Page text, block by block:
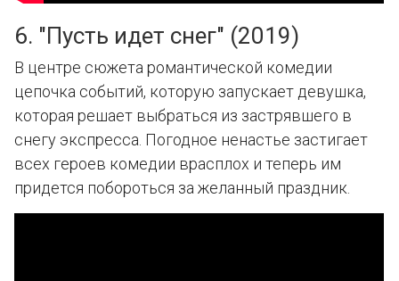
6. "Пусть идет снег" (2019)
В центре сюжета романтической комедии
цепочка событий, которую запускает девушка,
которая решает выбраться из застрявшего в
снегу экспресса. Погодное ненастье застигает
всех героев комедии врасплох и теперь им
придется побороться за желанный праздник.